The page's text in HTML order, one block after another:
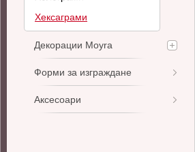
Хексаграми
Декорации Moyra
Форми за изграждане
Аксесоари